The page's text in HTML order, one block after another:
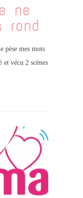
ne
rond
pèse mes mots
et vécu 2 scènes